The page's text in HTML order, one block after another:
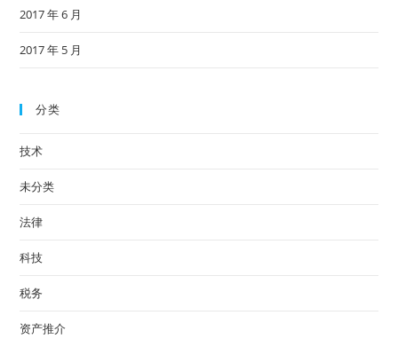
2017 年 6 月
2017 年 5 月
分类
技术
未分类
法律
科技
税务
资产推介